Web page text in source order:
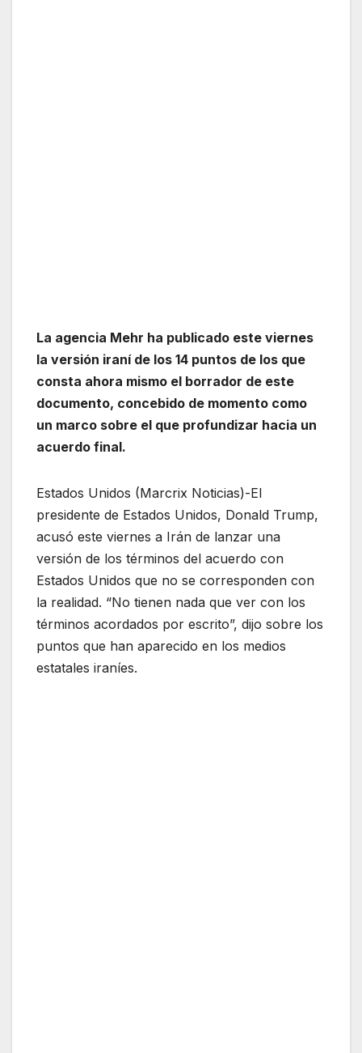
La agencia Mehr ha publicado este viernes
la versión iraní de los 14 puntos de los que
consta ahora mismo el borrador de este
documento, concebido de momento como
un marco sobre el que profundizar hacia un
acuerdo final.
Estados Unidos (Marcrix Noticias)-El
presidente de Estados Unidos, Donald Trump,
acusó este viernes a Irán de lanzar una
versión de los términos del acuerdo con
Estados Unidos que no se corresponden con
la realidad. “No tienen nada que ver con los
términos acordados por escrito”, dijo sobre los
puntos que han aparecido en los medios
estatales iraníes.